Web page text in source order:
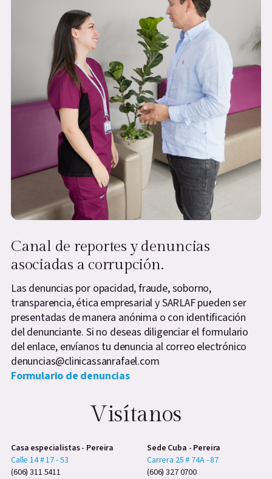
Canal de reportes y denuncias
asociadas a corrupción.
Las denuncias por opacidad, fraude, soborno,
transparencia, ética empresarial y SARLAF pueden ser
presentadas de manera anónima o con identificación
del denunciante. Si no deseas diligenciar el formulario
del enlace, envíanos tu denuncia al correo electrónico
denuncias@clinicassanrafael.com
Formulario de denuncias
Visítanos
Casa especialistas - Pereira
Calle 14 # 17 - 53
(606) 311 5411
Sede Cuba - Pereira
Carrera 25 # 74A - 87
(606) 327 0700